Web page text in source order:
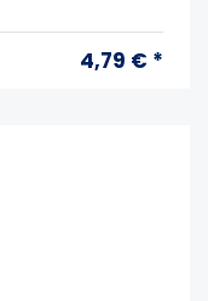
4,79 € *